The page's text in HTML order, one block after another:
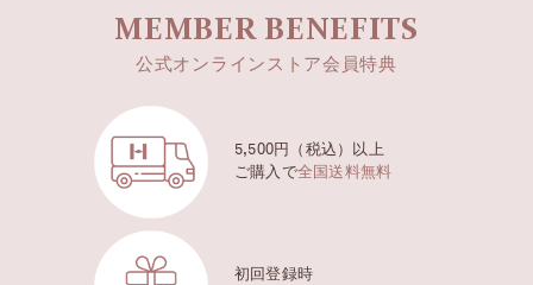
MEMBER BENEFITS
公式オンラインストア会員特典
5,500円（税込）以上
ご購入で全国送料無料
初回登録時